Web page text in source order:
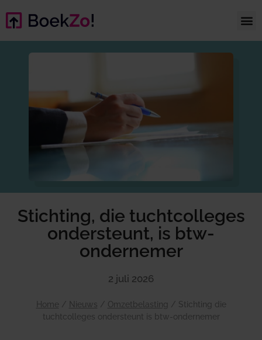
Stichting, die tuchtcolleges
ondersteunt, is btw-
ondernemer
2 juli 2026
Home / Nieuws / Omzetbelasting / Stichting die
tuchtcolleges ondersteunt is btw-ondernemer